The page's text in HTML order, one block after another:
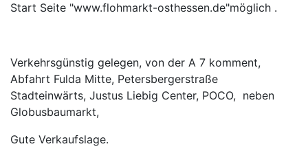
Start Seite "www.flohmarkt-osthessen.de"möglich .
Verkehrsgünstig gelegen, von der A 7 komment,
Abfahrt Fulda Mitte, Petersbergerstraße
Stadteinwärts, Justus Liebig Center, POCO, neben
Globusbaumarkt,
Gute Verkaufslage.